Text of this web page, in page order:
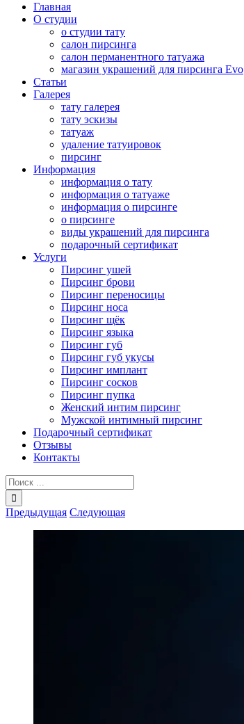
Главная
О студии
о студии тату
салон пирсинга
салон перманентного татуажа
магазин украшений для пирсинга Evo
Статьи
Галерея
тату галерея
тату эскизы
татуаж
удаление татуировок
пирсинг
Информация
информация о тату
информация о татуаже
информация о пирсинге
о пирсинге
виды украшений для пирсинга
подарочный сертификат
Услуги
Пирсинг ушей
Пирсинг брови
Пирсинг переносицы
Пирсинг носа
Пирсинг щёк
Пирсинг языка
Пирсинг губ
Пирсинг губ укусы
Пирсинг имплант
Пирсинг сосков
Пирсинг пупка
Женский интим пирсинг
Мужской интимный пирсинг
Подарочный сертификат
Отзывы
Контакты
Результат
поиска:
Предыдущая Следующая